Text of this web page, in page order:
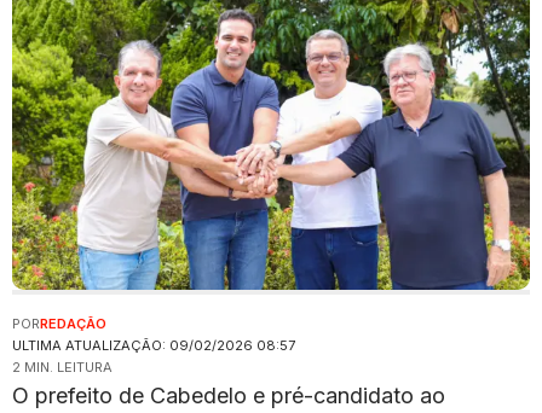
ULTIMA ATUALIZAÇÃO: 09/02/2026 08:57
PORREDAÇÃO
2 MIN. LEITURA
O prefeito de Cabedelo e pré-candidato ao